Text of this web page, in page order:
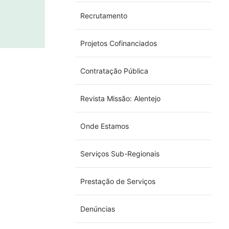
Recrutamento
Projetos Cofinanciados
Contratação Pública
Revista Missão: Alentejo
Onde Estamos
Serviços Sub-Regionais
Prestação de Serviços
Denúncias